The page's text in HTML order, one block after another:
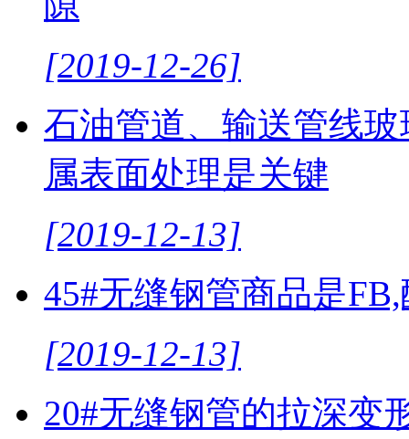
[2019-12-26]
石油管道、输送管线
属表面处理是关键
[2019-12-13]
45#无缝钢管商品是
[2019-12-13]
20#无缝钢管的拉深变